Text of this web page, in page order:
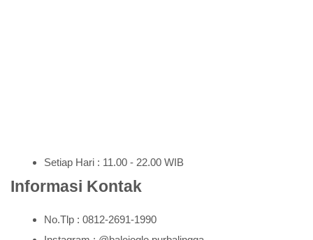
Setiap Hari : 11.00 - 22.00 WIB
Informasi Kontak
No.Tlp : 0812-2691-1990